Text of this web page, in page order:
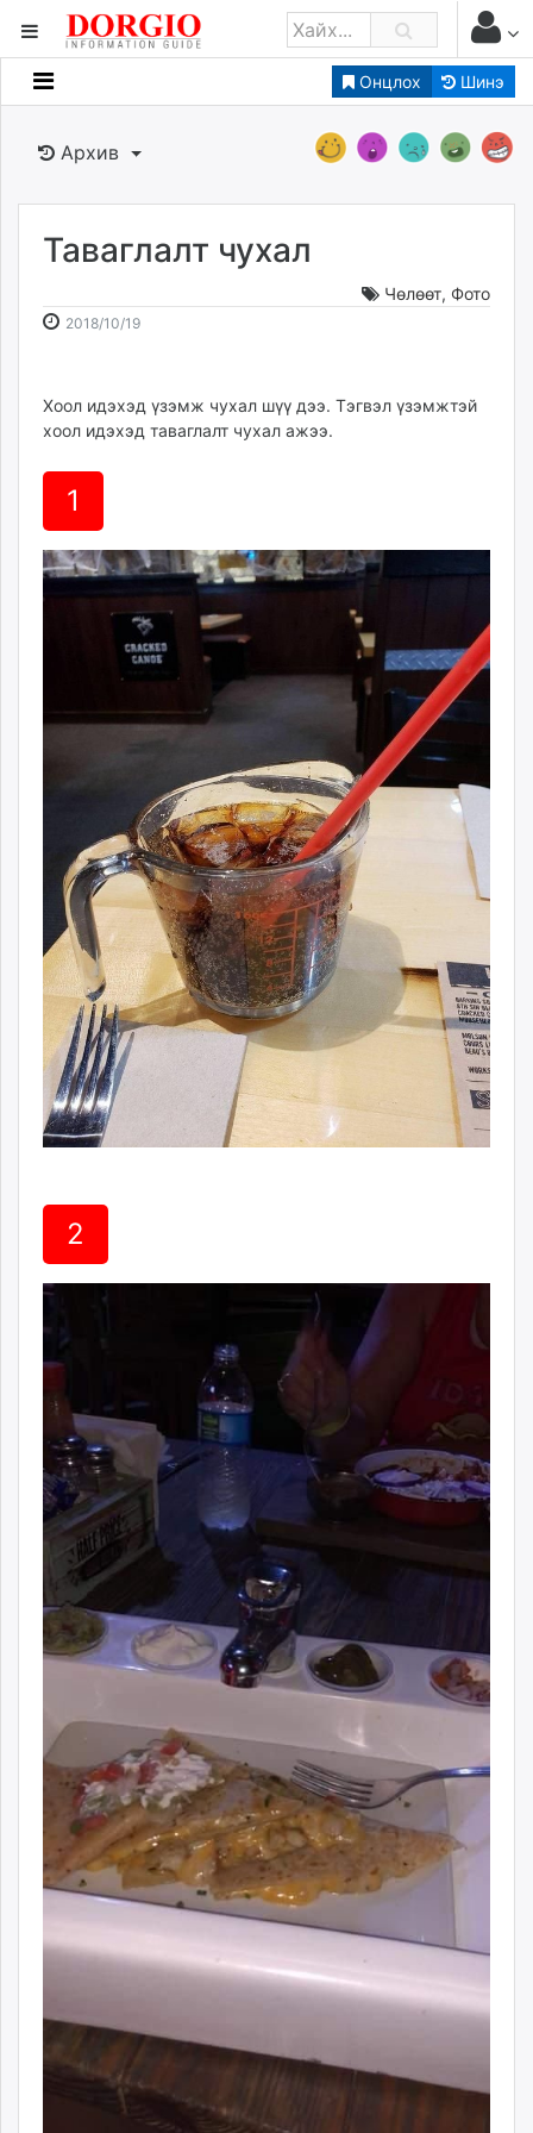
Онцлох Шинэ
Мэдээллийн
Банк санхүү
Бизнес ААН
Төрийн
caak.mn
news.mn
Baabar.mn
tovch.mn
ikon.mn
mnb.mn
eagle.mn
zuv.mn
mminfo.mn
ugluu.mn
urlag.mn
unen.mn
asu.mn
shudarga.mn
shuurhai.mn
unuudur.mn
isee.mn
mglradio.com
itoim.mn
tumen.mn
shuum.mn
times.mn
tvmongolia.mn
assa.mn
toim.mn
tac.mn
paparazzi.mn
unread.today
Архив
Таваглалт чухал
Чөлөөт, Фото
2018/10/192018-
17:19:24
2026-
15:17:01
Хоол идэхэд үзэмж чухал шүү дээ. Тэгвэл үзэмжтэй
хоол идэхэд таваглалт чухал ажээ.
1
2